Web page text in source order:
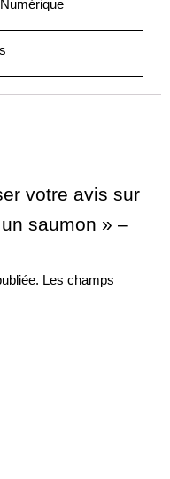
votre avis sur
saumon » –
Les champs